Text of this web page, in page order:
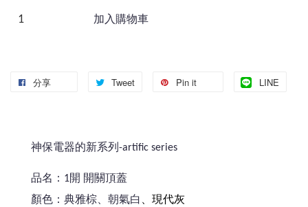
加入購物車
分享 Tweet Pin it LINE
神保電器的新系列-artific series
品名：1開 開關頂蓋
顏色：典雅棕、朝氣白 、現代灰